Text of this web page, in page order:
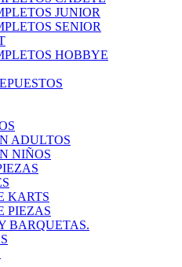
JUNIOR
SENIOR
HOBBYE
ADULTOS
NIÑOS
KARTS
PIEZAS
BARQUETAS.